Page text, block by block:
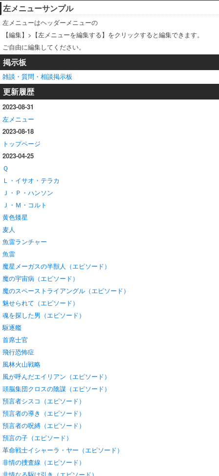
左メニューサンプル
左メニューはヘッダーメニューの
【編集】>【左メニューを編集する】をクリックすると編集できます。
ご自由に編集してください。
掲示板
雑談・質問・相談掲示板
更新履歴
2023-08-31
左メニュー
2023-08-18
トップページ
2023-04-25
Ｑ
Ｌ・イサオ・テラカ
Ｊ・Ｐ・ハンソン
Ｊ・Ｍ・コルト
黄色矮星
麦人
魚雷ランチャー
魚雷
魔星メーガスの半獣人（エピソード）
魔の宇宙病（エピソード）
魔のスペーストライアングル（エピソード）
魅せられて（エピソード）
魂を探した男（エピソード）
駆逐艦
首席士官
飛行恐怖症
風林火山戦略
風が呼んだエイリアン（エピソード）
頭脳集団クロスの陰謀（エピソード）
預言者シスコ（エピソード）
預言者の導き（エピソード）
預言者の呪縛（エピソード）
預言の子（エピソード）
革命戦士イシャーラ・ヤー（エピソード）
非情の捜査線（エピソード）